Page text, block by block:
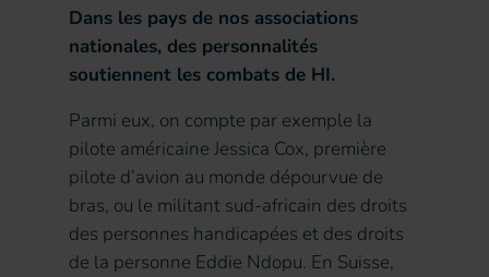
Dans les pays de nos associations
nationales, des personnalités
soutiennent les combats de HI.
Parmi eux, on compte par exemple la
pilote américaine Jessica Cox, première
pilote d’avion au monde dépourvue de
bras, ou le militant sud-africain des droits
des personnes handicapées et des droits
de la personne Eddie Ndopu. En Suisse,